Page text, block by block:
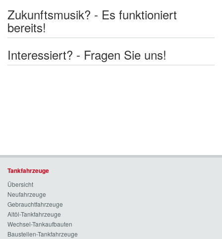
Zukunftsmusik? - Es funktioniert
bereits!
Interessiert? - Fragen Sie uns!
Tankfahrzeuge
Übersicht
Neufahrzeuge
Gebrauchtfahrzeuge
Altöl-Tankfahrzeuge
Wechsel-Tankaufbauten
Baustellen-Tankfahrzeuge